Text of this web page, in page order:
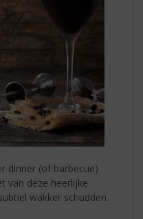
dinner (of barbecue)
van deze heerlijke
wakker schudden.